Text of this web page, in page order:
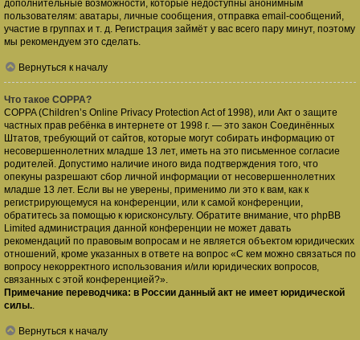
дополнительные возможности, которые недоступны анонимным
пользователям: аватары, личные сообщения, отправка email-сообщений,
участие в группах и т. д. Регистрация займёт у вас всего пару минут, поэтому
мы рекомендуем это сделать.
Вернуться к началу
Что такое COPPA?
COPPA (Children’s Online Privacy Protection Act of 1998), или Акт о защите
частных прав ребёнка в интернете от 1998 г. — это закон Соединённых
Штатов, требующий от сайтов, которые могут собирать информацию от
несовершеннолетних младше 13 лет, иметь на это письменное согласие
родителей. Допустимо наличие иного вида подтверждения того, что
опекуны разрешают сбор личной информации от несовершеннолетних
младше 13 лет. Если вы не уверены, применимо ли это к вам, как к
регистрирующемуся на конференции, или к самой конференции,
обратитесь за помощью к юрисконсульту. Обратите внимание, что phpBB
Limited администрация данной конференции не может давать
рекомендаций по правовым вопросам и не является объектом юридических
отношений, кроме указанных в ответе на вопрос «С кем можно связаться по
вопросу некорректного использования и/или юридических вопросов,
связанных с этой конференцией?».
Примечание переводчика: в России данный акт не имеет юридической
силы..
Вернуться к началу